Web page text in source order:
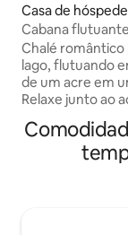
Casa de
athly
Cabana
Water Snug”
Chalé romântico
lago, flutuando
de um acre em
Relaxe junto ao
totalmente
vistas mágicas
cômodos. Na